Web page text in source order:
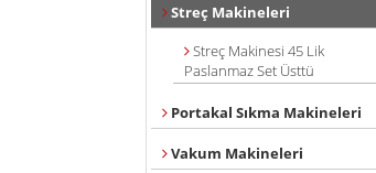
Streç Makineleri
Streç Makinesi 45 Lik
Paslanmaz Set Üsttü
Portakal Sıkma Makineleri
Vakum Makineleri